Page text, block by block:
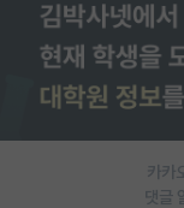
카카
댓글